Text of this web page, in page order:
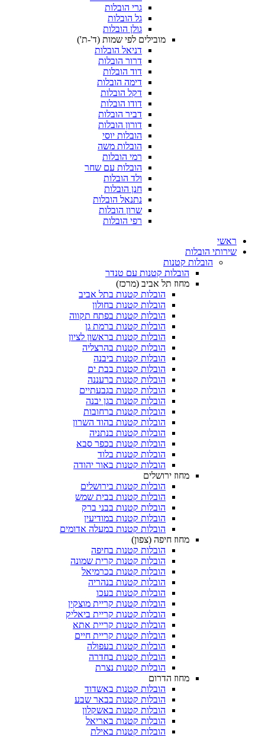
מובילים לפי שמות (ד'-ת')
הובלות קטנות עם טנדר
מחוז תל אביב (מרכז)
הובלות קטנות בתל אביב
הובלות קטנות בחולון​
הובלות קטנות בפתח תקווה
הובלות קטנות ברמת גן
הובלות קטנות בראשון לציון
הובלות קטנות בהרצליה
הובלות קטנות ביבנה
הובלות קטנות בבת ים
הובלות קטנות ברעננה
הובלות קטנות בגבעתיים
הובלות קטנות בגן יבנה
הובלות קטנות ברחובות
הובלות קטנות בהוד השרון
הובלות קטנות בנתניה
הובלות קטנות בכפר סבא
הובלות קטנות בלוד
הובלות קטנות באור יהודה
הובלות קטנות בירושלים
הובלות קטנות בבית שמש
הובלות קטנות בבני ברק
הובלות קטנות במודיעין
הובלות קטנות במעלה אדומים
הובלות קטנות בחיפה
הובלות קטנות קרית שמונה
הובלות קטנות בכרמיאל
הובלות קטנות בנהריה
הובלות קטנות בעכו
הובלות קטנות קריית מוצקין
הובלות קטנות קריית ביאליק
הובלות קטנות קריית אתא
הובלות קטנות קריית חיים
הובלות קטנות בעפולה
הובלות קטנות בחדרה
הובלות קטנות נצרת
הובלות קטנות באשדוד
הובלות קטנות בבאר שבע
הובלות קטנות באשקלון
הובלות קטנות באריאל
הובלות קטנות באילת